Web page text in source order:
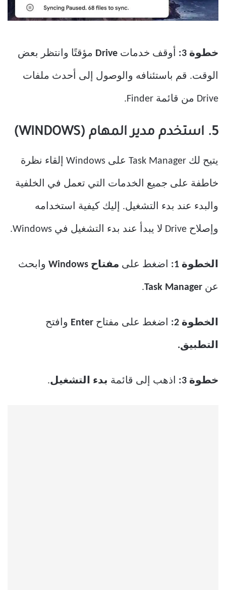
خطوة 3: أوقف خدمات Drive مؤقتًا وانتظر بعض
الوقت. قم باستئنافه والوصول إلى أحدث ملفات
Drive من قائمة Finder.
5. استخدم مدير المهام (WINDOWS)
يتيح لك Task Manager على Windows إلقاء نظرة
خاطفة على جميع الخدمات التي تعمل في الخلفية
والبدء عند بدء التشغيل. إليك كيفية استخدامه
وإصلاح Drive لا يبدأ عند بدء التشغيل في Windows.
الخطوة 1: اضغط على مفتاح Windows وابحث
عن Task Manager
.
الخطوة 2: اضغط على مفتاح Enter وافتح
التطبيق.
خطوة 3: اذهب إلى قائمة بدء التشغيل.